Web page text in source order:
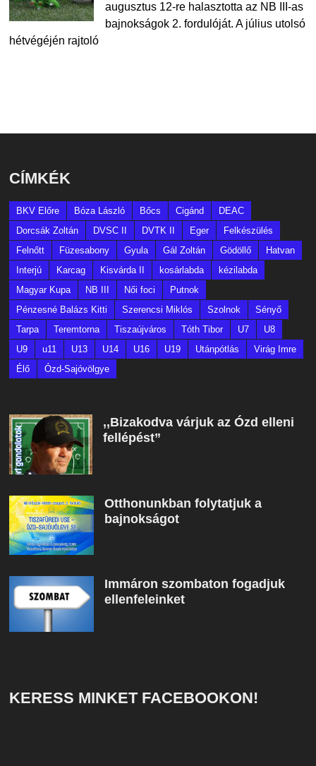
augusztus 12-re halasztotta az NB III-as
bajnokságok 2. fordulóját. A július utolsó
hétvégéjén rajtoló
CÍMKÉK
BKV Előre Bóza László Bőcs Cigánd
DEAC
Dorcsák Zoltán
DVSC II DVTK II Eger
Felkészülés
Felnőtt
Füzesabony Gyula Gál Zoltán Gödöllő
Hatvan
Interjú
Karcag Kisvárda II kosárlabda
kézilabda
Magyar Kupa
NB III Női foci
Putnok
Pénzesné Balázs Kitti
Szerencsi Miklós Szolnok
Sényő
Tarpa
Teremtorna Tiszaújváros Tóth Tibor U7
U8
U9
u11 U13 U14 U16 U19 Utánpótlás
Virág Imre
Élő
Ózd-Sajóvölgye
,,Bizakodva várjuk az Ózd elleni
fellépést”
Otthonunkban folytatjuk a
bajnokságot
Immáron szombaton fogadjuk
ellenfeleinket
KERESS MINKET FACEBOOKON!